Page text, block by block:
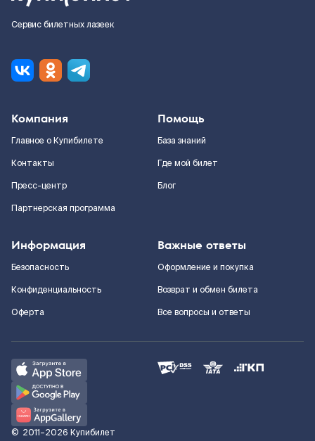
Сервис билетных лазеек
Компания
Главное о Купибилете
Контакты
Пресс-центр
Партнерская программа
Помощь
База знаний
Где мой билет
Блог
Информация
Безопасность
Конфиденциальность
Оферта
Важные ответы
Оформление и покупка
Возврат и обмен билета
Все вопросы и ответы
© 2011–2026 Купибилет